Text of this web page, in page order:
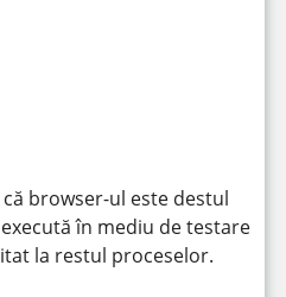
browser-ul este destul
în mediu de testare
la restul proceselor.